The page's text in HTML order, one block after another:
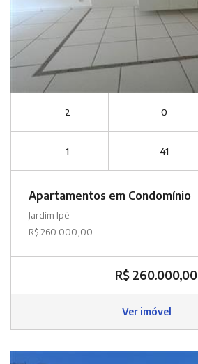
2 0
1 41
Apartamentos em Condomínio
Jardim Ipê
R$ 260.000,00
R$ 260.000,00
Ver imóvel